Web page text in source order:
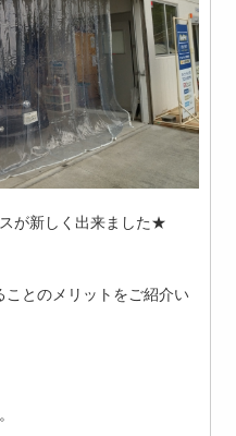
が新しく出来ました★
ことのメリットをご紹介い